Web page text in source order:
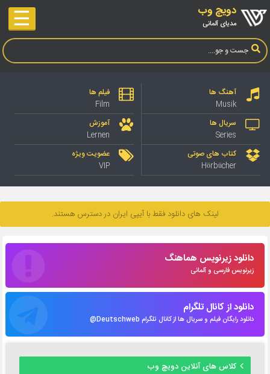
دویچ وب
مدیای آلمانی ☰
آهنگ ها
Musik
فیلم ها
Film
سریال ها
Series
آموزش
Lernen
کتاب های صوتی
Hörbücher
عضویت ویژه
VIP
لینک های دانلود فقط با آیپی ایران در دسترس هستند.
دانلود زیرنویس هماهنگ
زیرنویس فارسی و آلمانی
دانلود از کانال تلگرام
دانلود رایگان فیلم و سریال ها از کانال تلگرام Deutschweb@
کلاس های آنلاین دویچ وب